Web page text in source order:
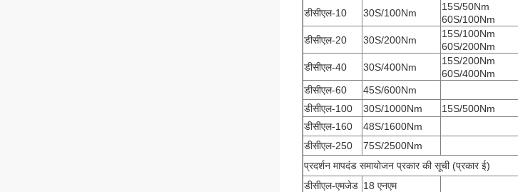
डीसीएल-10 30S/100Nm
15S/50Nm
60S/100Nm
डीसीएल-20
30S/200Nm
15S/100Nm
60S/200Nm
डीसीएल-40 30S/400Nm
15S/200Nm
60S/400Nm
डीसीएल-60
45S/600Nm
डीसीएल-100
30S/1000Nm
15S/500Nm
डीसीएल-160 48S/1600Nm
डीसीएल-250
75S/2500Nm
प्रदर्शन मापदंड समायोजन प्रकार की सूची (प्रकार ई)
डीसीएल-एमजेड 18 एनएम